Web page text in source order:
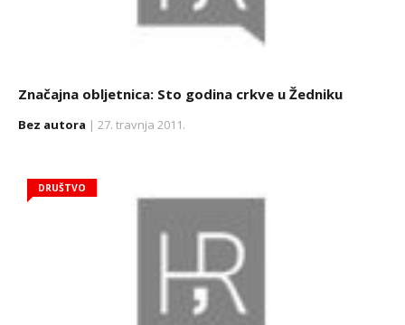
Značajna obljetnica: Sto godina crkve u Žedniku
Bez autora | 27. travnja 2011.
DRUŠTVO